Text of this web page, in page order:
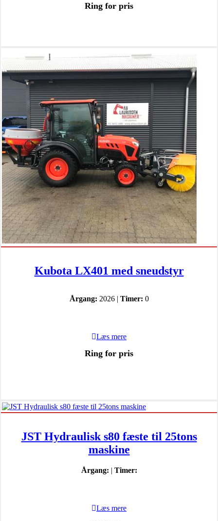
Ring for pris
Kubota LX401 med sneudstyr
Årgang: 2026 | Timer: 0
Læs mere
Ring for pris
JST Hydraulisk s80 fæste til 25tons
maskine
Årgang: | Timer:
Læs mere